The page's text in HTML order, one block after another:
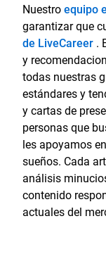
Nuestroequipo
garantizar que
de LiveCareer .
y
todas nuestras
estándares y
y cartas de
personas que
les apoyamos
sueños. Cada
análisis
contenido
actuales del